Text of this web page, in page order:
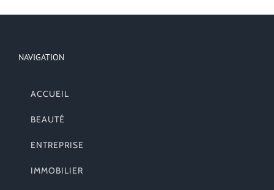
NAVIGATION
ACCUEIL
BEAUTÉ
ENTREPRISE
IMMOBILIER